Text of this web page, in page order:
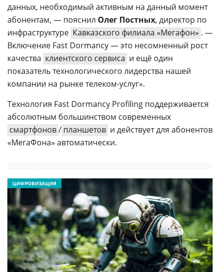
данных, необходимый активным на данный момент
абонентам, — пояснил Олег Постных, директор по
инфраструктуре Кавказского филиала «Мегафон» . —
Включение Fast Dormancy — это несомненный рост
качества клиентского сервиса и ещё один
показатель технологического лидерства нашей
компании на рынке телеком-услуг».
Технология Fast Dormancy Profiling поддерживается
абсолютным большинством современных
смартфонов/ планшетов и действует для абонентов
«МегаФона» автоматически.
ЦИФРОВИЗАЦИЯ